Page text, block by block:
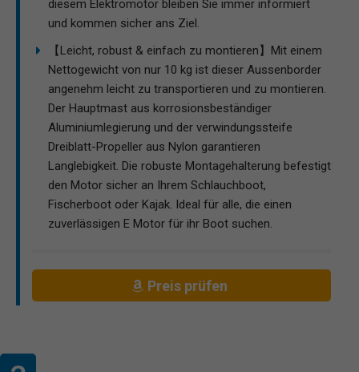
diesem Elektromotor bleiben Sie immer informiert
und kommen sicher ans Ziel.
【Leicht, robust & einfach zu montieren】Mit einem
Nettogewicht von nur 10 kg ist dieser Aussenborder
angenehm leicht zu transportieren und zu montieren.
Der Hauptmast aus korrosionsbeständiger
Aluminiumlegierung und der verwindungssteife
Dreiblatt-Propeller aus Nylon garantieren
Langlebigkeit. Die robuste Montagehalterung befestigt
den Motor sicher an Ihrem Schlauchboot,
Fischerboot oder Kajak. Ideal für alle, die einen
zuverlässigen E Motor für ihr Boot suchen.
Preis prüfen